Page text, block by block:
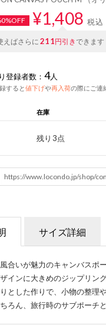
¥1,408 税込
えばさらに 211円引きできます
登録者数： 4人
すると値下げや再入荷の際にご連
在庫
残り3点
サイズ詳細
合いが魅力のキャンバスポー
インに大きめのジップリン
とした作りで、小物の整理
ろん、旅行時のサブポーチ